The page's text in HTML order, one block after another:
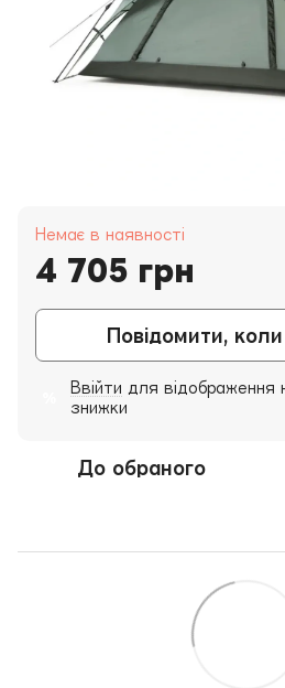
Немає в наявності
4 705 грн
Повідомити,
Ввійти для відображення
знижки
До обраного